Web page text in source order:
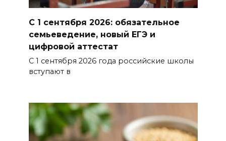
Сбил ребенка: в
Новочеркасске разыскивают
сбежавшего с места ДТП
водителя
06 августа 2026 13:33
Донские кадеты участвуют в
военно-спортивной смене
«Время юных героев»
С 1 сентября 2026: обязательное
семьеведение, новый ЕГЭ и
цифровой аттестат
С 1 сентября 2026 года российские школы
вступают в